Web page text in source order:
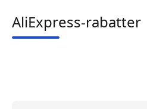
AliExpress-rabatter